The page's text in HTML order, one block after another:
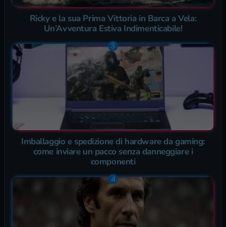
Ricky e la sua Prima Vittoria in Barca a Vela:
Un’Avventura Estiva Indimenticabile!
Imballaggio e spedizione di hardware da gaming:
come inviare un pacco senza danneggiare i
componenti